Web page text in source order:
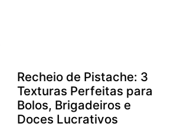
Recheio de Pistache: 3
Texturas Perfeitas para
Bolos, Brigadeiros e
Doces Lucrativos